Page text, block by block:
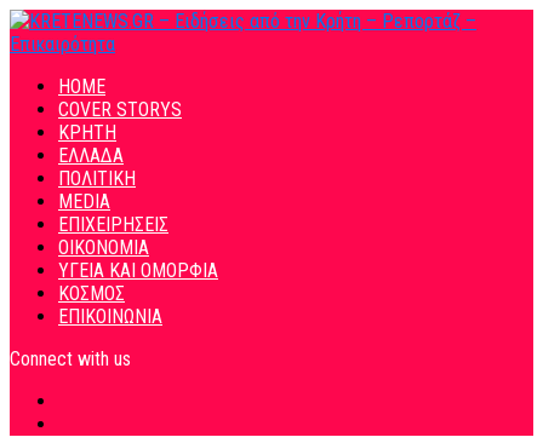
HOME
COVER STORYS
ΚΡΗΤΗ
ΕΛΛΑΔΑ
ΠΟΛΙΤΙΚΗ
MEDIA
ΕΠΙΧΕΙΡΗΣΕΙΣ
ΟΙΚΟΝΟΜΙΑ
ΥΓΕΙΑ ΚΑΙ ΟΜΟΡΦΙΑ
ΚΟΣΜΟΣ
ΕΠΙΚΟΙΝΩΝΙΑ
Connect with us